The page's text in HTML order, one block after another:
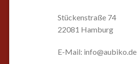
Stückenstraße 74
22081 Hamburg
E-Mail: info@aubiko.de